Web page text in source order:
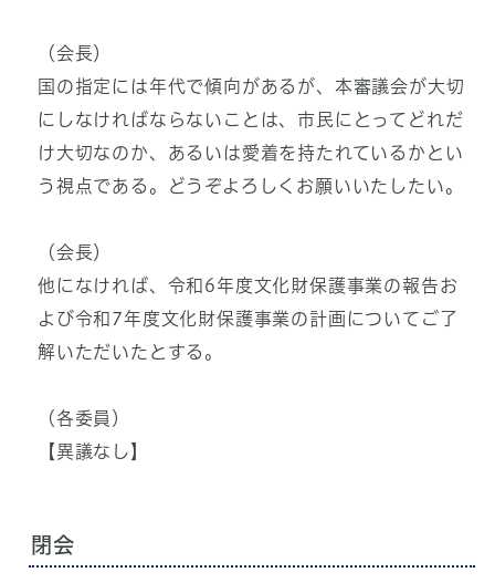
（会長）
国の指定には年代で傾向があるが、本審議会が大切
にしなければならないことは、市民にとってどれだ
け大切なのか、あるいは愛着を持たれているかとい
う視点である。どうぞよろしくお願いいたしたい。
（会長）
他になければ、令和6年度文化財保護事業の報告お
よび令和7年度文化財保護事業の計画についてご了
解いただいたとする。
（各委員）
【異議なし】
閉会